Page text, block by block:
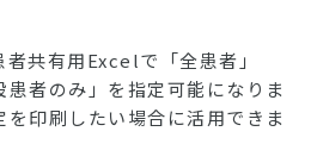
共有用Excelで「全患者」
患者のみ」を指定可能になりま
を印刷したい場合に活用できま